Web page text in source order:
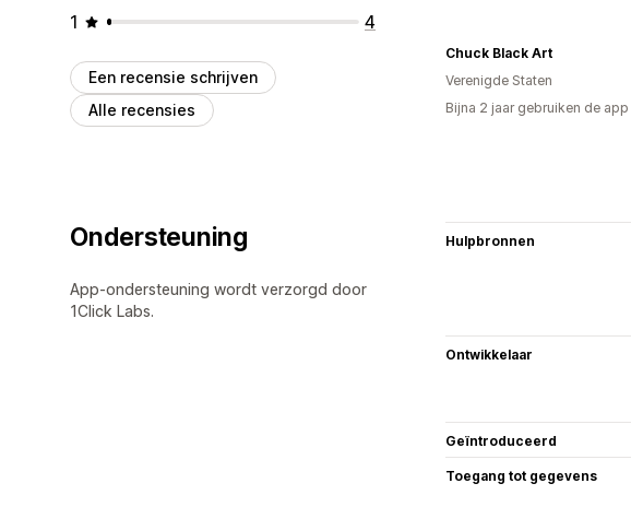
1
4
Een recensie schrijven
Alle recensies
Chuck Black Art
Verenigde Staten
Bijna 2 jaar gebruiken de app
Ondersteuning
App-ondersteuning wordt verzorgd door
1Click Labs.
Hulpbronnen
Ontwikkelaar
Geïntroduceerd
Toegang tot gegevens